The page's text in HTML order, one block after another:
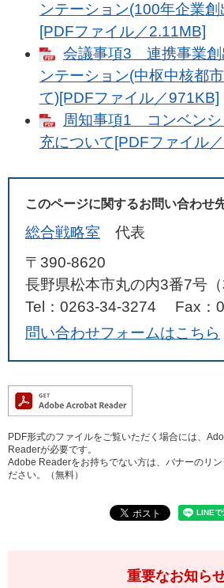
ンテーション(100年企業
[PDFファイル／2.11MB]
会議事項3 連携事業創
ンテーション(中枢中核都
て)[PDFファイル／971KB]
周知事項1 コンベンシ
充について[PDFファイル
このページに関するお問い合わせ
総合戦略室
代表
〒390-8620
長野県松本市丸の内3番7号（
Tel：0263-34-3274
Fax：
問い合わせフォームはこちら
PDF形式のファイルをご覧いただく場合には、
Readerが必要です。
Adobe Readerをお持ちでない方は、バナーのリ
ださい。（無料）
重要なお知ら